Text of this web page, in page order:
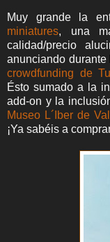
Muy grande la
miniatures, una
calidad/precio
anunciando
crowdfunding de
Ésto sumado a la
add-on y la
Museo L´Iber de
¡Ya sabéis a